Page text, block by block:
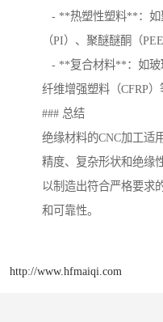
- **热塑性塑料**：如
（PI）、聚醚醚酮（
- **复合材料**：如玻
纤维增强塑料（CFRP）
### 总结
绝缘材料的CNC加工适
精度、复杂形状和绝缘
以制造出符合严格要求
和可靠性。
http://www.hfmaiqi.com